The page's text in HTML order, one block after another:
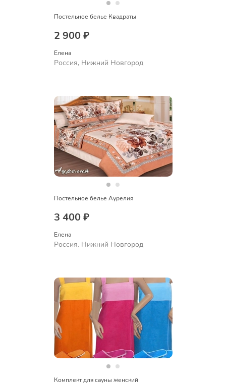
Постельное белье Квадраты
2 900 ₽
Елена
Россия, Нижний Новгород
Постельное белье Аурелия
3 400 ₽
Елена
Россия, Нижний Новгород
Комплект для сауны женский